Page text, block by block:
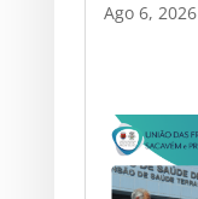
Ago 6, 2026